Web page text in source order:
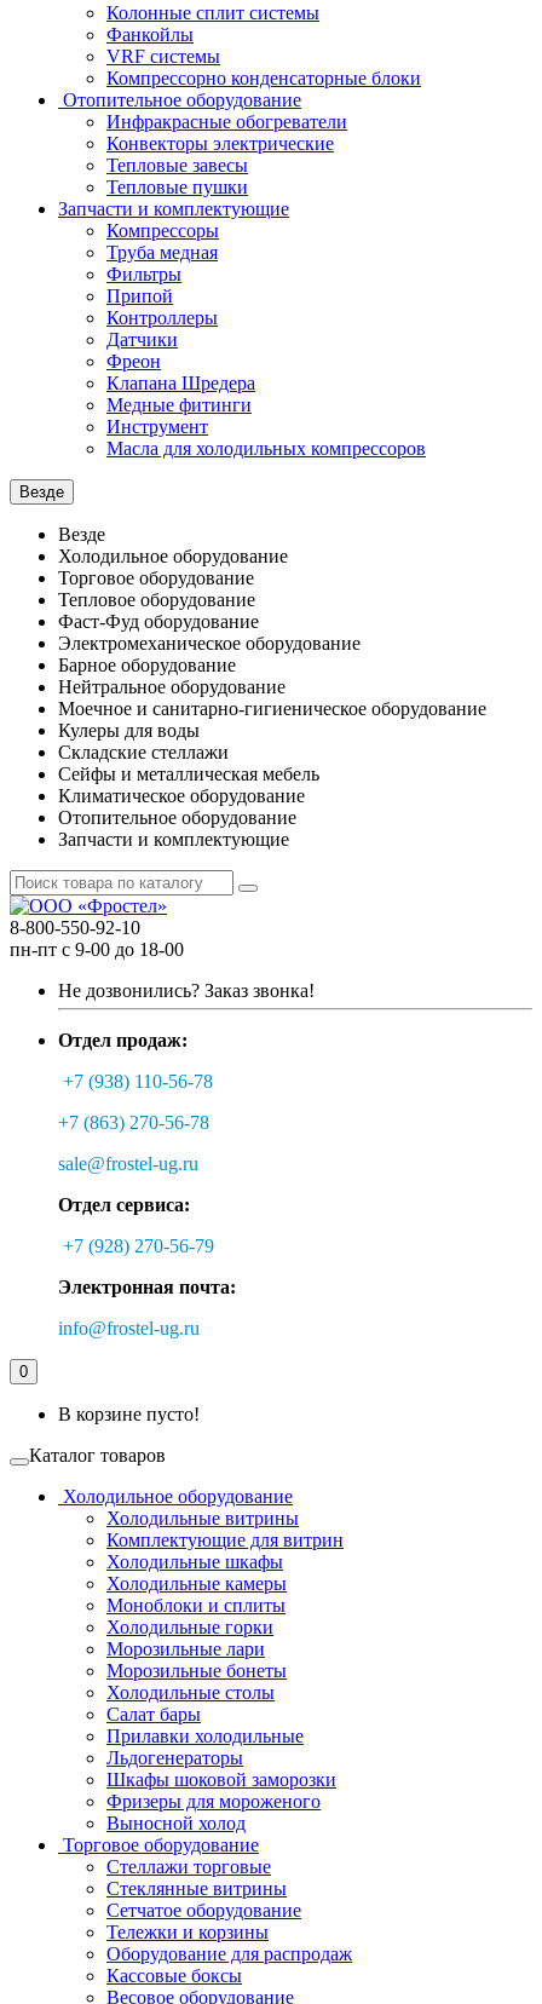
Колонные сплит системы
Фанкойлы
VRF системы
Компрессорно конденсаторные блоки
Отопительное оборудование
Инфракрасные обогреватели
Конвекторы электрические
Тепловые завесы
Тепловые пушки
Запчасти и комплектующие
Компрессоры
Труба медная
Фильтры
Припой
Контроллеры
Датчики
Фреон
Клапана Шредера
Медные фитинги
Инструмент
Масла для холодильных компрессоров
Везде
Везде
Холодильное оборудование
Торговое оборудование
Тепловое оборудование
Фаст-Фуд оборудование
Электромеханическое оборудование
Барное оборудование
Нейтральное оборудование
Моечное и санитарно-гигиеническое оборудование
Кулеры для воды
Складские стеллажи
Сейфы и металлическая мебель
Климатическое оборудование
Отопительное оборудование
Запчасти и комплектующие
8-800-550-92-10
пн-пт с 9-00 до 18-00
Не дозвонились? Заказ звонка!
Отдел продаж:
+7 (938) 110-56-78
+7 (863) 270-56-78
sale@frostel-ug.ru
Отдел сервиса:
+7 (928) 270-56-79
Электронная почта:
info@frostel-ug.ru
0
В корзине пусто!
Каталог товаров
Холодильное оборудование
Холодильные витрины
Комплектующие для витрин
Холодильные шкафы
Холодильные камеры
Моноблоки и сплиты
Холодильные горки
Морозильные лари
Морозильные бонеты
Холодильные столы
Салат бары
Прилавки холодильные
Льдогенераторы
Шкафы шоковой заморозки
Фризеры для мороженого
Выносной холод
Торговое оборудование
Стеллажи торговые
Стеклянные витрины
Сетчатое оборудование
Тележки и корзины
Оборудование для распродаж
Кассовые боксы
Весовое оборудование